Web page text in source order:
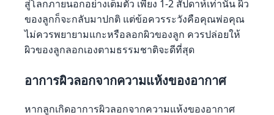
สู่โลกภายนอกอย่างเต็มตัว เพียง 1-2 สัปดาห์เท่านั้น ผิว
ของลูกก็จะกลับมาปกติ แต่ข้อควรระวังคือคุณพ่อคุณ
ไม่ควรพยายามแกะหรือลอกผิวของลูก ควรปล่อยให้
ผิวของลูกลอกเองตามธรรมชาติจะดีที่สุด
อาการผิวลอกจากความแห้งของอากาศ
หากลูกเกิดอาการผิวลอกจากความแห้งของอากาศ